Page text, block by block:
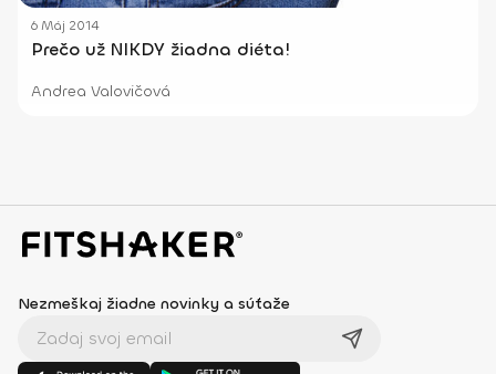
6 Máj 2014
Prečo už NIKDY žiadna diéta!
Andrea Valovičová
Nezmeškaj žiadne novinky a súťaže